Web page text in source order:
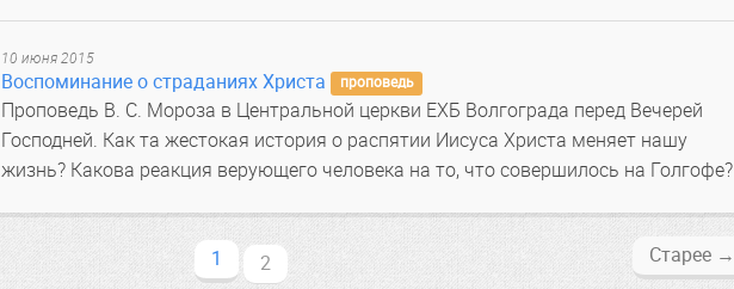
10 июня 2015
Воспоминание о страданиях Христа проповедь
Проповедь В. С. Мороза в Центральной церкви ЕХБ Волгограда перед Вечерей
Господней. Как та жестокая история о распятии Иисуса Христа меняет нашу
жизнь? Какова реакция верующего человека на то, что совершилось на Голгофе?
1 2 Старее →